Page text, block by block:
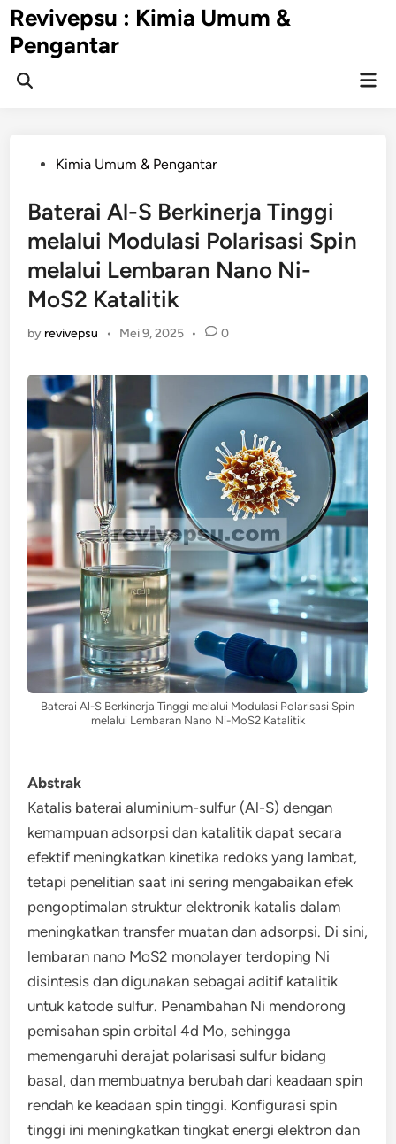
Skip
to
content
Revivepsu : Kimia Umum &
Pengantar
Open
PostedKimia Umum & Pengantar
Baterai Al-S Berkinerja Tinggi
melalui Modulasi Polarisasi Spin
melalui Lembaran Nano Ni-
MoS2 Katalitik
by revivepsu • Mei 9, 2025 • 0
Baterai Al-S Berkinerja Tinggi melalui Modulasi Polarisasi Spin
melalui Lembaran Nano Ni-MoS2 Katalitik
Abstrak
Katalis baterai aluminium-sulfur (Al-S) dengan
kemampuan adsorpsi dan katalitik dapat secara
efektif meningkatkan kinetika redoks yang lambat,
tetapi penelitian saat ini sering mengabaikan efek
pengoptimalan struktur elektronik katalis dalam
meningkatkan transfer muatan dan adsorpsi. Di sini,
lembaran nano MoS2 monolayer terdoping Ni
disintesis dan digunakan sebagai aditif katalitik
untuk katode sulfur. Penambahan Ni mendorong
pemisahan spin orbital 4d Mo, sehingga
memengaruhi derajat polarisasi sulfur bidang
basal, dan membuatnya berubah dari keadaan spin
rendah ke keadaan spin tinggi. Konfigurasi spin
tinggi ini meningkatkan tingkat energi elektron dan